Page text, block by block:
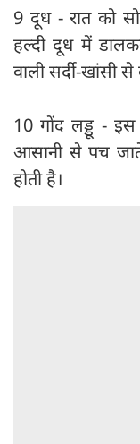
9 दूध - रात को
हल्दी दूध में
वाली सर्दी-खांसी
10 गोंद लड्डू -
आसानी से पच
होती है।